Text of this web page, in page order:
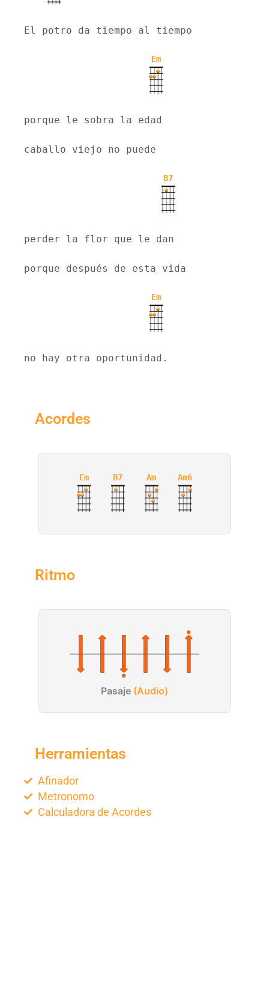
El potro da tiempo al tiempo
Em
porque le sobra la edad
caballo viejo no puede
B7
perder la flor que le dan
porque después de esta vida
Em
no hay otra oportunidad.
Acordes
Em B7 Am Am6
Ritmo
Pasaje (Audio)
Herramientas
Afinador
Metronomo
Calculadora de Acordes